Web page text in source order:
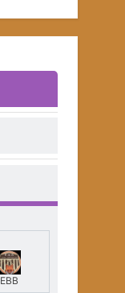
EBB